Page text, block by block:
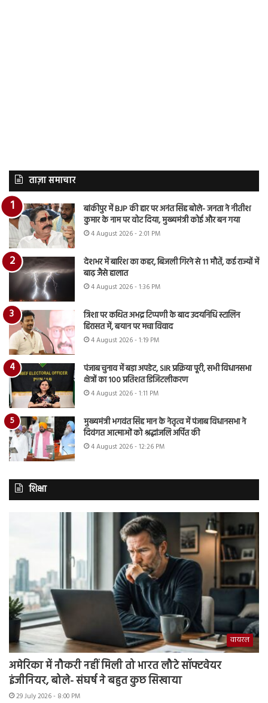
ताज़ा समाचार
बांकीपुर में BJP की हार पर अनंत सिंह बोले- जनता ने नीतीश
कुमार के नाम पर वोट दिया, मुख्यमंत्री कोई और बन गया
4 August 2026 - 2:01 PM
देशभर में बारिश का कहर, बिजली गिरने से 11 मौतें, कई राज्यों में
बाढ़ जैसे हालात
4 August 2026 - 1:36 PM
त्रिशा पर कथित अभद्र टिप्पणी के बाद उदयनिधि स्टालिन
हिरासत में, बयान पर मचा विवाद
4 August 2026 - 1:19 PM
पंजाब चुनाव में बड़ा अपडेट, SIR प्रक्रिया पूरी, सभी विधानसभा
क्षेत्रों का 100 प्रतिशत डिजिटलीकरण
4 August 2026 - 1:11 PM
मुख्यमंत्री भगवंत सिंह मान के नेतृत्व में पंजाब विधानसभा ने
दिवंगत आत्माओं को श्रद्धांजलि अर्पित की
4 August 2026 - 12:26 PM
शिक्षा
वायरल
अमेरिका में नौकरी नहीं मिली तो भारत लौटे सॉफ्टवेयर
इंजीनियर, बोले- संघर्ष ने बहुत कुछ सिखाया
29 July 2026 - 8:00 PM